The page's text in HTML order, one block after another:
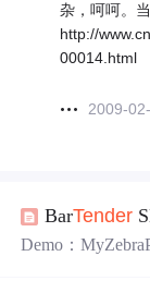
杂，呵呵。
http://
00014.html
2009-
BarTender